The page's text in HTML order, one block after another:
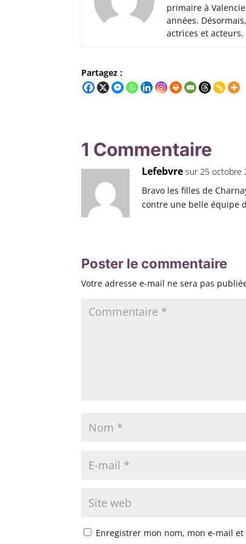
primaire à
années.
actrices et acteurs.
Partagez :
1 Commentaire
Lefebvre sur 25 octobre
Bravo les filles de
contre une belle équipe
Poster le commentaire
Votre adresse e-mail ne sera pas
Enregistrer mon nom, mon e-mail